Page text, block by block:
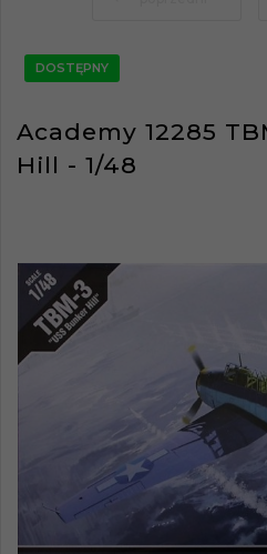
DOSTĘPNY
Academy 12285
Hill - 1/48